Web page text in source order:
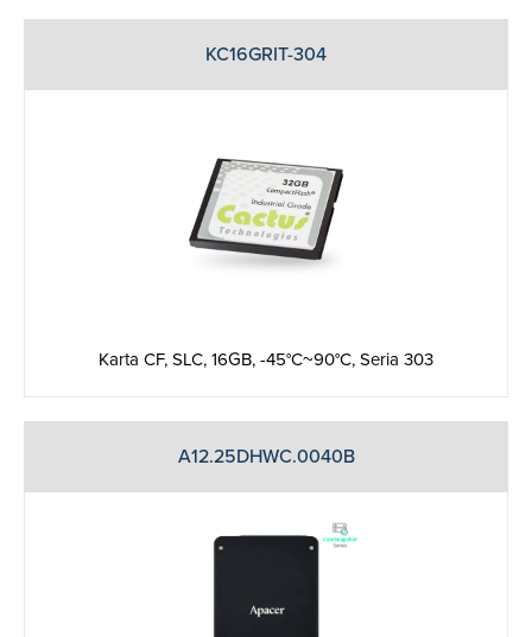
KC16GRIT-304
Karta CF, SLC, 16GB, -45°C~90°C, Seria 303
A12.25DHWC.0040B